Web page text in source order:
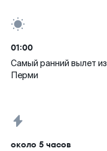
01:00
Самый ранний вылет из
Перми
около 5 часов